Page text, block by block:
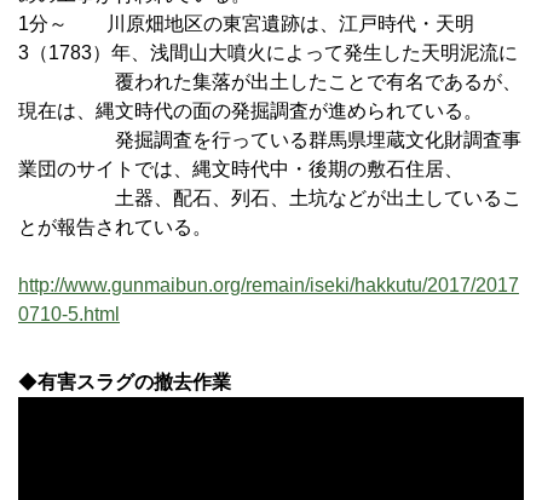
1分～ 川原畑地区の東宮遺跡は、江戸時代・天明
3（1783）年、浅間山大噴火によって発生した天明泥流に
覆われた集落が出土したことで有名であるが、
現在は、縄文時代の面の発掘調査が進められている。
発掘調査を行っている群馬県埋蔵文化財調査事
業団のサイトでは、縄文時代中・後期の敷石住居、
土器、配石、列石、土坑などが出土しているこ
とが報告されている。
http://www.gunmaibun.org/remain/iseki/hakkutu/2017/2017
0710-5.html
◆有害スラグの撤去作業